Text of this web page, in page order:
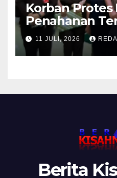
Korban
Penahanan
Pemalsuan
Kasi Penkum
Nanti Saya
11 JULI, 2026
Berita